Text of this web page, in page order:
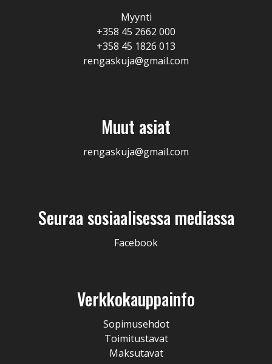
Myynti
+358 45 2662 000
+358 45 1826 013
rengaskuja@gmail.com
Muut asiat
rengaskuja@gmail.com
Seuraa sosiaalisessa mediassa
Facebook
Verkkokauppainfo
Sopimusehdot
Toimitustavat
Maksutavat